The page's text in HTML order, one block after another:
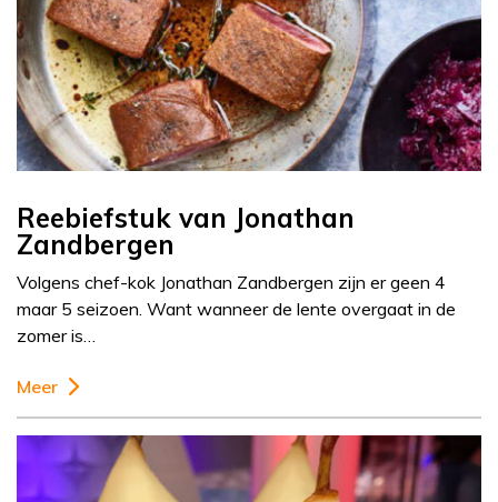
Reebiefstuk van Jonathan
Zandbergen
Volgens chef-kok Jonathan Zandbergen zijn er geen 4
maar 5 seizoen. Want wanneer de lente overgaat in de
zomer is…
Meer